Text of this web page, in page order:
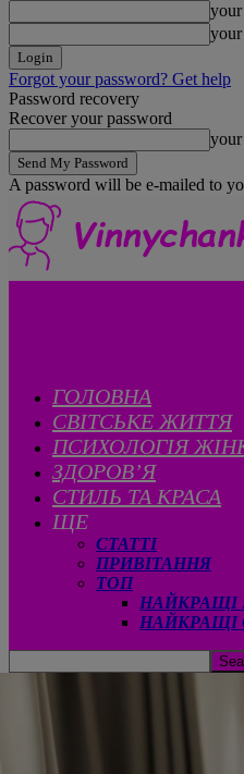
your
your
Forgot your password? Get help
Password recovery
Recover your password
your
A password will be e-mailed to
ГОЛОВНА
CВІТСЬКЕ ЖИТТЯ
ПСИХОЛОГІЯ
ЗДОРОВ’Я
СТИЛЬ ТА КРАСА
ЩЕ
СТАТТІ
ПРИВІТАННЯ
ТОП
НАЙКРАЩІ
НАЙКРАЩІ